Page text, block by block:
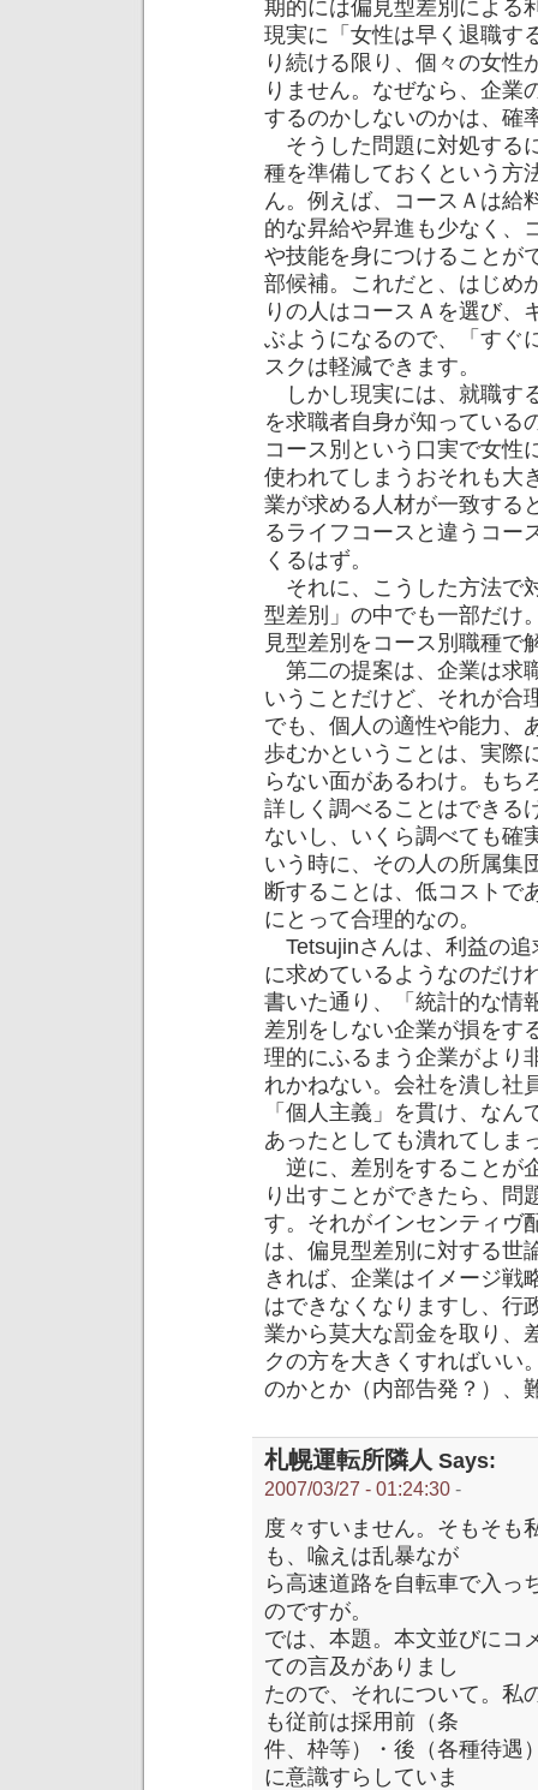
期的には偏見型差別による
現実に「女性は早く退職す
り続ける限り、個々の女性
りません。なぜなら、企業
するのかしないのかは、確
そうした問題に対処する
種を準備しておくという方
ん。例えば、コースＡは給
的な昇給や昇進も少なく、
や技能を身につけることが
部候補。これだと、はじめ
りの人はコースＡを選び、
ぶようになるので、「すぐ
スクは軽減できます。
しかし現実には、就職す
を求職者自身が知っている
コース別という口実で女性
使われてしまうおそれも大
業が求める人材が一致する
るライフコースと違うコー
くるはず。
それに、こうした方法で
型差別」の中でも一部だけ
見型差別をコース別職種で
第二の提案は、企業は求
いうことだけど、それが合
でも、個人の適性や能力、
歩むかということは、実際
らない面があるわけ。もち
詳しく調べることはできる
ないし、いくら調べても確
いう時に、その人の所属集
断することは、低コストで
にとって合理的なの。
Tetsujinさんは、利益の追
に求めているようなのだけ
書いた通り、「統計的な情
差別をしない企業が損をす
理的にふるまう企業がより
れかねない。会社を潰し社
「個人主義」を貫け、な
あったとしても潰れてしま
逆に、差別をすることが
り出すことができたら、問
す。それがインセンティヴ
は、偏見型差別に対する世
きれば、企業はイメージ戦
はできなくなりますし、行
業から莫大な罰金を取り、
クの方を大きくすればいい
のかとか（内部告発？）、
札幌運転所隣人 Says:
2007/03/27 - 01:24:30 -
度々すいません。そもそも
も、喩えは乱暴なが
ら高速道路を自転車で入っ
のですが。
では、本題。本文並びにコ
ての言及がありまし
たので、それについて。私
も従前は採用前（条
件、枠等）・後（各種待遇
に意識すらしていま